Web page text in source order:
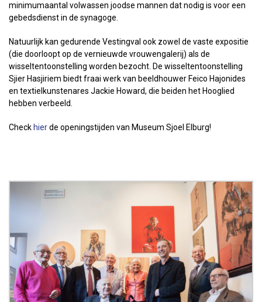
minimumaantal volwassen joodse mannen dat nodig is voor een
gebedsdienst in de synagoge.
Natuurlijk kan gedurende Vestingval ook zowel de vaste expositie
(die doorloopt op de vernieuwde vrouwengalerij) als de
wisseltentoonstelling worden bezocht. De wisseltentoonstelling
Sjier Hasjiriem biedt fraai werk van beeldhouwer Feico Hajonides
en textielkunstenares Jackie Howard, die beiden het Hooglied
hebben verbeeld.
Check hierde openingstijden van Museum Sjoel Elburg!